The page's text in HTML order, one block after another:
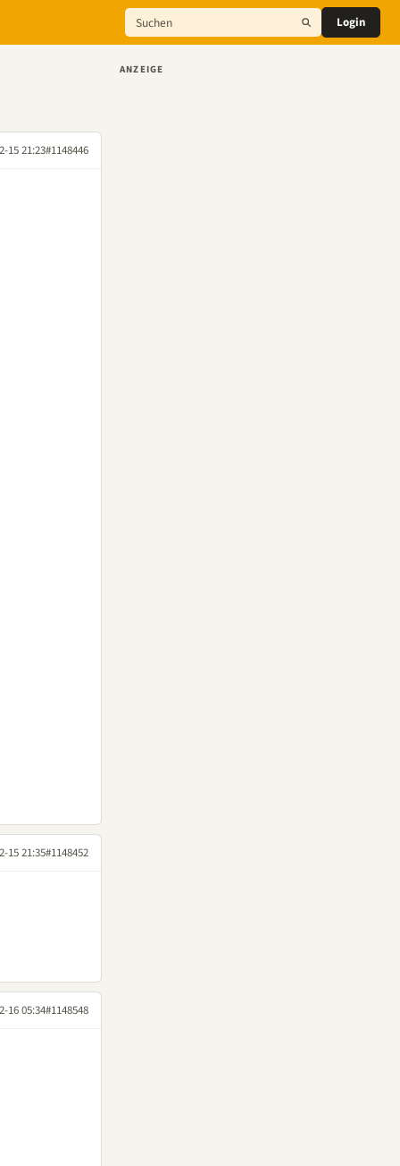
Login
15 21:23#1148446
15 21:35#1148452
16 05:34#1148548
ANZEIGE